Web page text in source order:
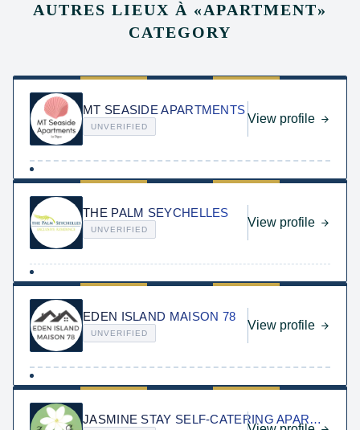
AUTRES LIEUX À «APARTMENT»
CATEGORY
MT SEASIDE APARTMENTS
UNVERIFIED
View profile
THE PALM SEYCHELLES
UNVERIFIED
View profile
EDEN ISLAND MAISON 78
UNVERIFIED
View profile
JASMINE STAY SELF-CATERING APARTMENTS